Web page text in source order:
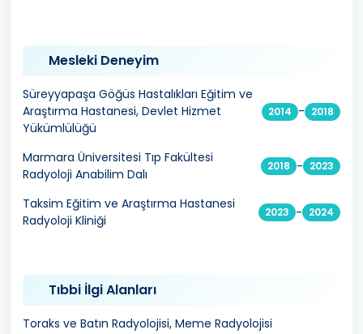
Mesleki Deneyim
Süreyyapaşa Göğüs Hastalıkları Eğitim ve
Araştırma Hastanesi, Devlet Hizmet
Yükümlülüğü
2014 - 2018
Marmara Üniversitesi Tıp Fakültesi
Radyoloji Anabilim Dalı
2018 - 2023
Taksim Eğitim ve Araştırma Hastanesi
Radyoloji Kliniği
2023 - 2024
Tıbbi İlgi Alanları
Toraks ve Batın Radyolojisi, Meme Radyolojisi